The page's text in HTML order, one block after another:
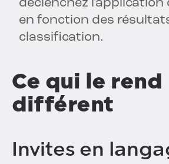
déclenchez l'application
en fonction des
classification.
Ce qui le rend
différent
Invites en